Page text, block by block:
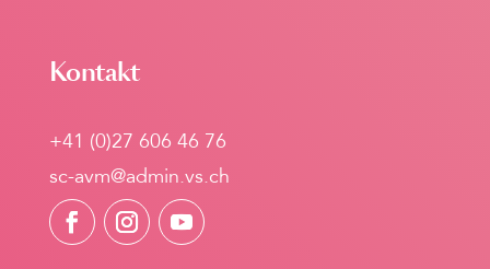
Kontakt
+41 (0)27 606 46 76
sc-avm@admin.vs.ch